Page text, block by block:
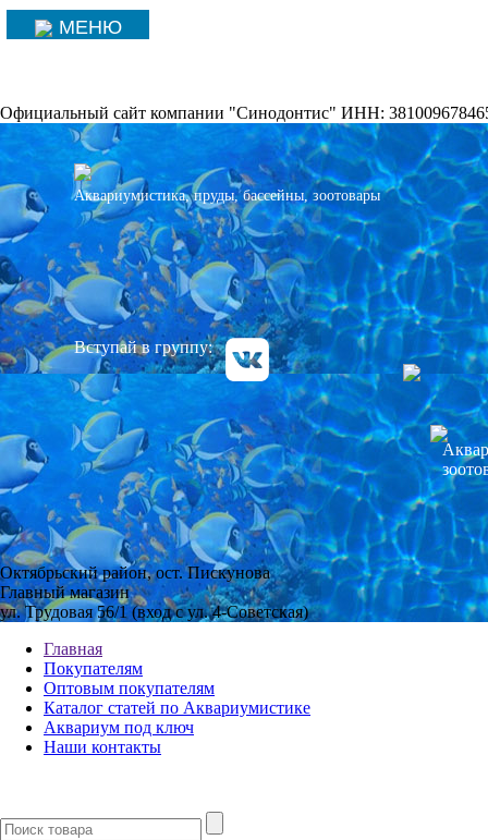
МЕНЮ
Официальный сайт компании "Синодонтис" ИНН:
Аквариумистика, пруды, бассейны, зоотовары
Вступай в группу:
Октябрьский район, ост. Пискунова
Главный магазин
ул. Трудовая 56/1 (вход с ул. 4-Советская)
Главная
Покупателям
Оптовым покупателям
Каталог статей по Аквариумистике
Аквариум под ключ
Наши контакты